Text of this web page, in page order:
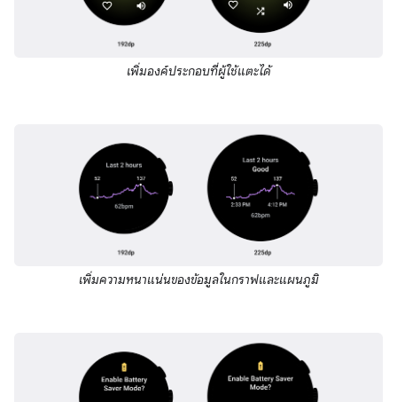
เพิ่มองค์ประกอบที่ผู้ใช้แตะได้
เพิ่มความหนาแน่นของข้อมูลในกราฟและแผนภูมิ